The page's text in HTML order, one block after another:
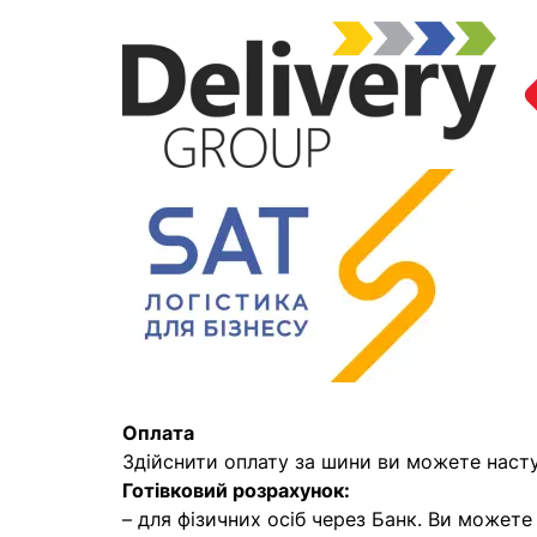
Оплата
Здійснити оплату за шини ви можете
Готівковий розрахунок:
– для фізичних осіб через Банк. Ви